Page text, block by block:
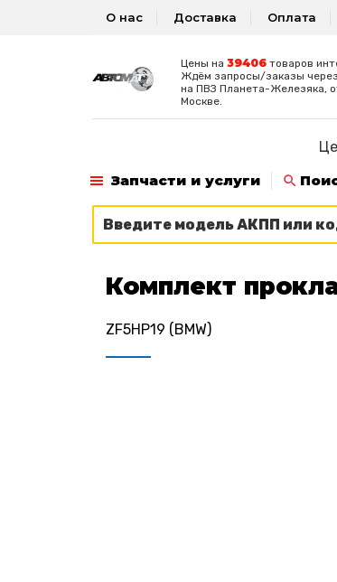
О нас Доставка Оплата
Цены на 39406товаров
Ждём запросы/заказы
на ПВЗ Планета-Железяка,
Москве.
Запчасти и услуги
Комплект
ZF5HP19 (BMW)